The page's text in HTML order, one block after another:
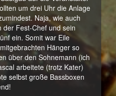
um drei Uhr die Anlage
Naja, wie auch
der Fest-Chef und sein
ein. Somit war Eile
Hänger so
über den Sohnemann (ich
arbeitete (trotz Kater)
selbst große Bassboxen